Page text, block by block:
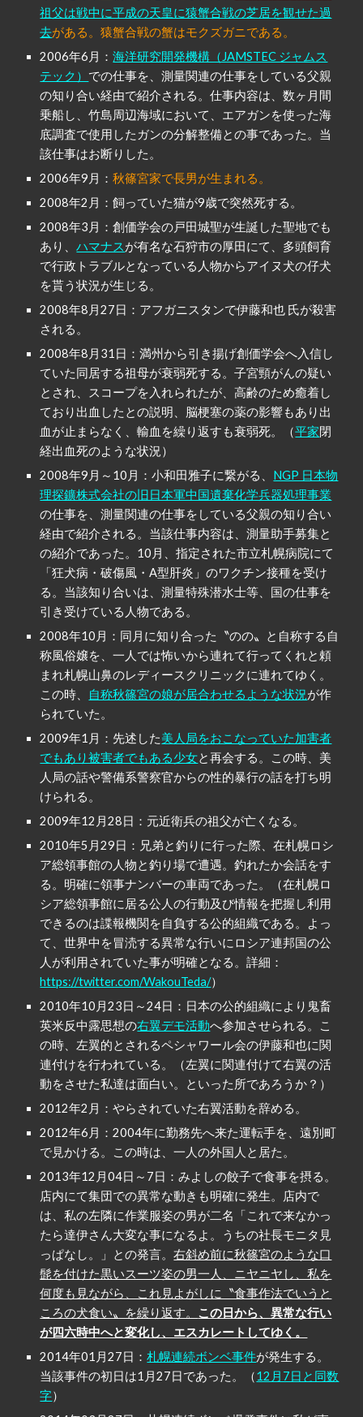
祖父は戦中に平成の天皇に猿蟹合戦の芝居を観せた過
去がある。猿蟹合戦の蟹はモクズガニである。
2006年6月：海洋研究開発機構（JAMSTEC ジャムス
テック） での仕事を、測量関連の仕事をしている父親
の知り合い経由で紹介される。仕事内容は、数ヶ月間
乗船し、竹島周辺海域において、エアガンを使った海
底調査で使用したガンの分解整備との事であった。当
該仕事はお断りした。
2006年9月：秋篠宮家で長男が生まれる。
2008年2月：飼っていた猫が9歳で突然死する。
2008年3月：創価学会の戸田城聖が生誕した聖地でも
あり、ハマナスが有名な石狩市の厚田にて、多頭飼育
で行政トラブルとなっている人物からアイヌ犬の仔犬
を貰う状況が生じる。
2008年8月27日：アフガニスタンで伊藤和也 氏が殺害
される。
2008年8月31日：満州から引き揚げ創価学会へ入信し
ていた同居する祖母が衰弱死する。子宮頸がんの疑い
とされ、スコープを入れられたが、高齢のため癒着し
ており出血したとの説明、脳梗塞の薬の影響もあり出
血が止まらなく、輸血を繰り返すも衰弱死。（平家閉
経出血死のような状況）
2008年9月～10月：小和田雅子に繋がる、 NGP 日本物
理探鑛株式会社の旧日本軍中国遺棄化学兵器処理事業
の仕事を、測量関連の仕事をしている父親の知り合い
経由で紹介される。当該仕事内容は、測量助手募集と
の紹介であった。10月、指定された市立札幌病院にて
「狂犬病・破傷風・A型肝炎」のワクチン接種を受け
る。当該知り合いは、測量特殊潜水士等、国の仕事を
引き受けている人物である。
2008年10月：同月に知り合った〝のの〟と自称する自
称風俗嬢を、一人では怖いから連れて行ってくれと頼
まれ札幌山鼻のレディースクリニックに連れてゆく。
この時、 自称秋篠宮の娘が居合わせるような状況が作
られていた。
2009年1月：先述した美人局をおこなっていた加害者
でもあり被害者でもある少女と再会する。この時、美
人局の話や警備系警察官からの性的暴行の話を打ち明
けられる。
2009年12月28日：元近衛兵の祖父が亡くなる。
2010年5月29日：兄弟と釣りに行った際、在札幌ロシ
ア総領事館の人物と釣り場で遭遇。釣れたか会話をす
る。明確に領事ナンバーの車両であった。（在札幌ロ
シア総領事館に居る公人の行動及び情報を把握し利用
できるのは諜報機関を自負する公的組織である。よっ
て、世界中を冒涜する異常な行いにロシア連邦国の公
人が利用されていた事が明確となる。詳細：
https://twitter.com/WakouTeda/）
2010年10月23日～24日：日本の公的組織により鬼畜
英米反中露思想の右翼デモ活動へ参加させられる。こ
の時、左翼的とされるペシャワール会の伊藤和也に関
連付けを行われている。（左翼に関連付けて右翼の活
動をさせた私達は面白い。といった所であろうか？）
2012年2月：やらされていた右翼活動を辞める。
2012年6月：2004年に勤務先へ来た運転手を、遠別町
で見かける。この時は、一人の外国人と居た。
2013年12月04日～7日：みよしの餃子で食事を摂る。
店内にて集団での異常な動きも明確に発生。店内で
は、私の左隣に作業服姿の男が二名「これで来なかっ
たら達伊さん大変な事になるよ。うちの社長モニタ見
っぱなし。」との発言。右斜め前に秋篠宮のような口
髭を付けた黒いスーツ姿の男一人、ニヤニヤし、私を
何度も見ながら、これ見よがしに〝食事作法でいうと
ころの犬食い〟を繰り返す。 この日から、異常な行い
が四六時中へと変化し、エスカレートしてゆく。
2014年01月27日：札幌連続ボンベ事件が発生する。
当該事件の初日は1月27日であった。（12月7日と同数
字）